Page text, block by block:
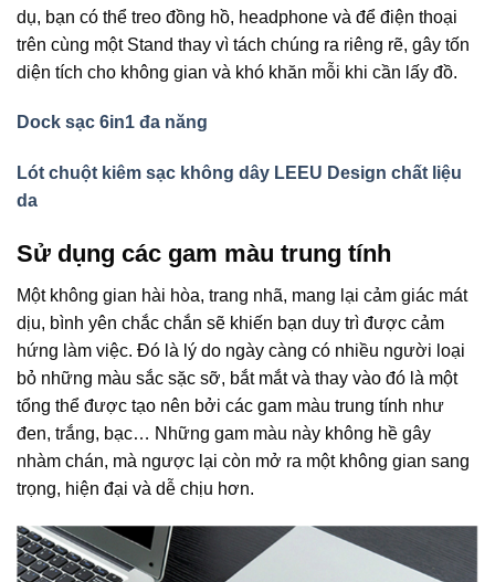
dụ, bạn có thể treo đồng hồ, headphone và để điện thoại
trên cùng một Stand thay vì tách chúng ra riêng rẽ, gây tốn
diện tích cho không gian và khó khăn mỗi khi cần lấy đồ.
Dock sạc 6in1 đa năng
Lót chuột kiêm sạc không dây LEEU Design chất liệu
da
Sử dụng các gam màu trung tính
Một không gian hài hòa, trang nhã, mang lại cảm giác mát
dịu, bình yên chắc chắn sẽ khiến bạn duy trì được cảm
hứng làm việc. Đó là lý do ngày càng có nhiều người loại
bỏ những màu sắc sặc sỡ, bắt mắt và thay vào đó là một
tổng thể được tạo nên bởi các gam màu trung tính như
đen, trắng, bạc… Những gam màu này không hề gây
nhàm chán, mà ngược lại còn mở ra một không gian sang
trọng, hiện đại và dễ chịu hơn.